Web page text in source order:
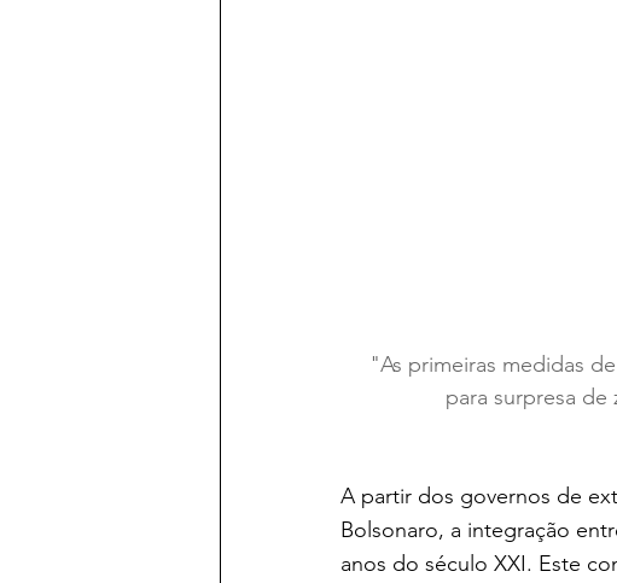
"As primeiras medidas
para surpresa
A partir dos governos de
Bolsonaro, a integração
anos do século XXI. Este